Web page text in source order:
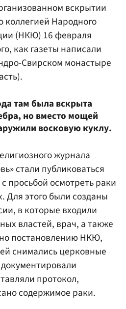
вскрытии
Народного
(НКЮ) 16 февраля
как газеты написали
Свирском монастыре
там была вскрыта
но вместо мощей
восковую куклу.
журнала
стали публиковаться
просьбой осмотреть раки
Для этого были созданы
в которые входили
властей, врач, а также
постановлению НКЮ,
снимались церковные
протокол,
содержимое раки.